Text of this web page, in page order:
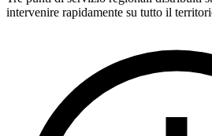
intervenire rapidamente su tutto il